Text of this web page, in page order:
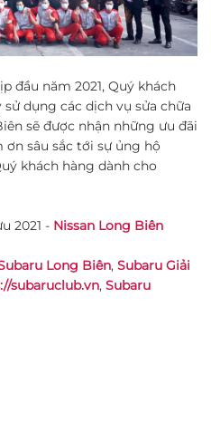
đầu năm 2021, Quý khách
dụng các dịch vụ sửa chữa
sẽ được nhận những ưu đãi
sâu sắc tới sự ủng hộ
khách hàng dành cho
2021 - Nissan Long Biên
Long Biên, Subaru Giải
subaruclub.vn, Subaru